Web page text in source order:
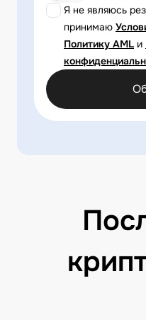
Я не являюсь
принимаю
Политику AML и